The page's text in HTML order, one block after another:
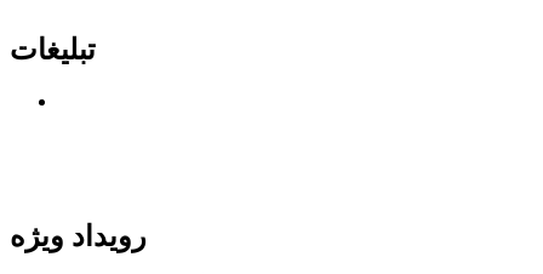
تبلیغات
رویداد ویژه